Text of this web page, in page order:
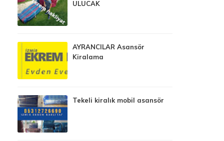
ULUCAK
AYRANCILAR Asansör
Kiralama
Tekeli kiralık mobil asansör